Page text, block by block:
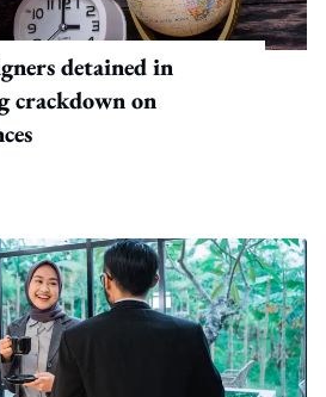
detained in
crackdown on